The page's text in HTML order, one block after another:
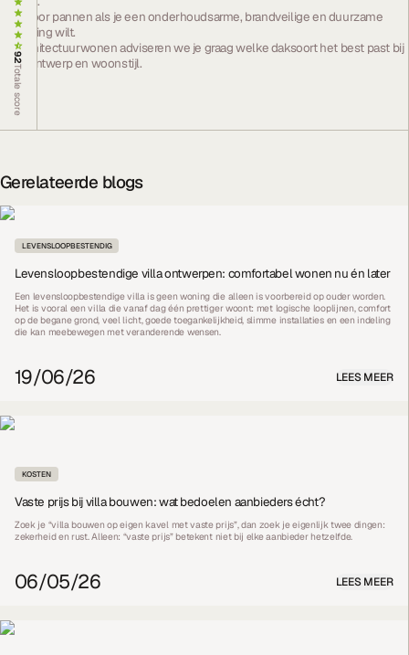
9.2
Totale score
Kies voor pannen als je een onderhoudsarme, brandveilige en duurzame
oplossing wilt.
Bij Architectuurwonen adviseren we je graag welke daksoort het best past bij
jouw ontwerp en woonstijl.
Gerelateerde blogs
LEVENSLOOPBESTENDIG
Levensloopbestendige villa ontwerpen: comfortabel wonen nu én later
Een levensloopbestendige villa is geen woning die alleen is voorbereid op ouder worden.
Het is vooral een villa die vanaf dag één prettiger woont: met logische looplijnen, comfort
op de begane grond, veel licht, goede toegankelijkheid, slimme installaties en een indeling
die kan meebewegen met veranderende wensen.
19/06/26 LEES MEER
KOSTEN
Vaste prijs bij villa bouwen: wat bedoelen aanbieders écht?
Zoek je “villa bouwen op eigen kavel met vaste prijs”, dan zoek je eigenlijk twee dingen:
zekerheid en rust. Alleen: “vaste prijs” betekent niet bij elke aanbieder hetzelfde.
06/05/26 LEES MEER